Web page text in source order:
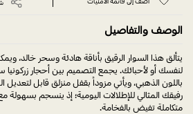
الوصف والتفاصيل
يتألق هذا السوار الرقيق بأناقة هادئة وسحر خالد،
لنفسك أو لأحبائك. يجمع التصميم بين أحجار زركونيا
باللون الذهبي، ويأتي مزوداً بقفل منزلق قابل
رفيقك المثالي للإطلالات اليومية؛ إذ ينسجم بسهولة
متكاملة تفيض بالفخامة.